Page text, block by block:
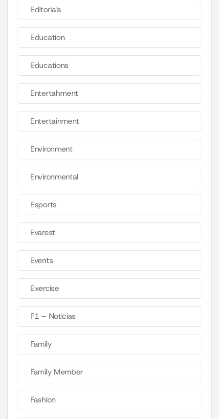
Editorials
Education
Educations
Entertahrnent
Entertainment
Environment
Environmental
Esports
Evarest
Events
Exercise
F1 – Noticias
Family
Family Member
Fashion